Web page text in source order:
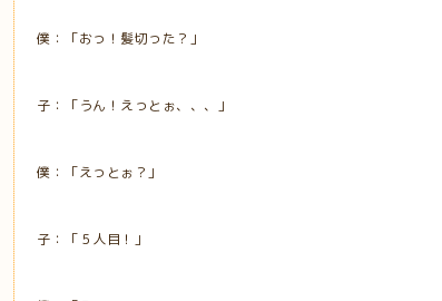
僕：「おっ！髪切った？」
子：「うん！えっとぉ、、、」
僕：「えっとぉ？」
子：「５人目！」